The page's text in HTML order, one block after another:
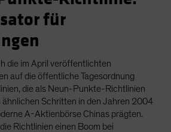
für
die im April veröffentlichten
auf die öffentliche Tagesordnung
die als Neun-Punkte-Richtlinien
ähnlichen Schritten in den Jahren 2004
A-Aktienbörse Chinas prägten.
Richtlinien einen Boom bei